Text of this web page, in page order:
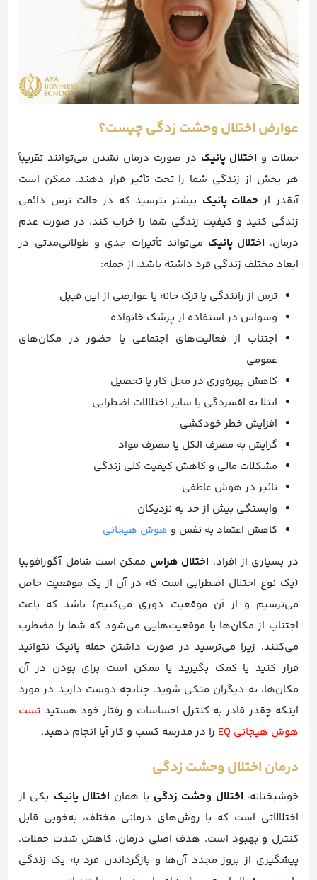
عوارض اختلال وحشت زدگی چیست؟
حملات و اختلال پانیک در صورت درمان نشدن می‌توانند تقریباً
هر بخش از زندگی شما را تحت تأثیر قرار دهند. ممکن است
آنقدر از حملات پانیک بیشتر بترسید که در حالت ترس دائمی
زندگی کنید و کیفیت زندگی شما را خراب کند. در صورت عدم
درمان، اختلال پانیک می‌تواند تأثیرات جدی و طولانی‌مدتی در
ابعاد مختلف زندگی فرد داشته باشد. از جمله:
ترس از رانندگی یا ترک خانه یا عوارضی از این قبیل
وسواس در استفاده از پزشک خانواده
اجتناب از فعالیت‌های اجتماعی یا حضور در مکان‌های
عمومی
کاهش بهره‌وری در محل کار یا تحصیل
ابتلا به افسردگی یا سایر اختلالات اضطرابی
افزایش خطر خودکشی
گرایش به مصرف الکل یا مصرف مواد
مشکلات مالی و کاهش کیفیت کلی زندگی
تاثیر در هوش عاطفی
وابستگی بیش از حد به نزدیکان
کاهش اعتماد به نفس و هوش هیجانی
در بسیاری از افراد، اختلال هراس ممکن است شامل آگورافوبیا
(یک نوع اختلال اضطرابی است که در آن از یک موقعیت خاص
می‌ترسیم و از آن موقعیت دوری می‌کنیم) باشد که باعث
اجتناب از مکان‌ها یا موقعیت‌هایی می‌شود که شما را مضطرب
می‌کنند، زیرا می‌ترسید در صورت داشتن حمله پانیک نتوانید
فرار کنید یا کمک بگیرید یا ممکن است برای بودن در آن
مکان‌ها، به دیگران متکی شوید. چنانچه دوست دارید در مورد
اینکه چقدر قادر به کنترل احساسات و رفتار خود هستید تست
هوش هیجانی EQ
را در مدرسه کسب و کار آیا انجام دهید.
درمان اختلال وحشت زدگی
خوشبختانه، اختلال وحشت زدگی یا همان اختلال پانیک یکی از
اختلالاتی است که با روش‌های درمانی مختلف، به‌خوبی قابل
کنترل و بهبود است. هدف اصلی درمان، کاهش شدت حملات،
پیشگیری از بروز مجدد آن‌ها و بازگرداندن فرد به یک زندگی